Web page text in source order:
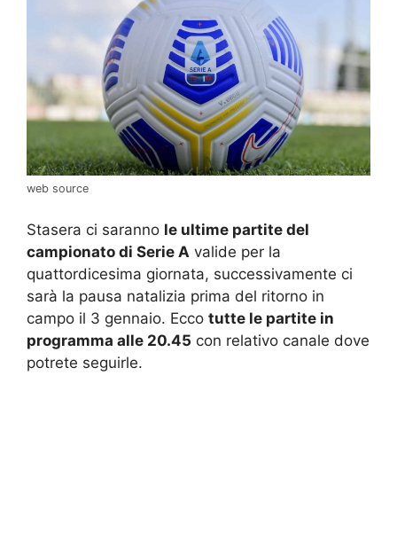
web source
Stasera ci saranno le ultime partite del
campionato di Serie A valide per la
quattordicesima giornata, successivamente ci
sarà la pausa natalizia prima del ritorno in
campo il 3 gennaio. Ecco tutte le partite in
programma alle 20.45 con relativo canale dove
potrete seguirle.